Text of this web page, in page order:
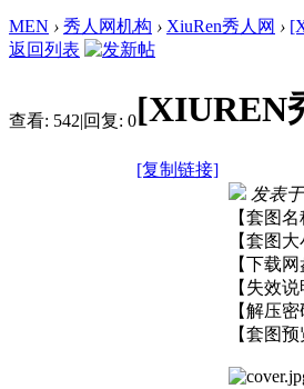
MEN › 秀人网机构 › XiuRen秀人网 ›
返回列表
查看: 542|回复: 0[XIUREN
[复制链接]
发表
【套图
【套图
【下载
【失效
【解压
【套图